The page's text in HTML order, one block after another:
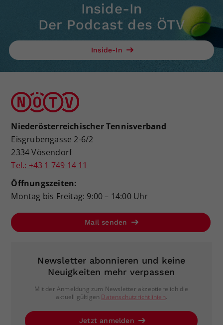
Inside-In
Der Podcast des ÖTV
Inside-In
Niederösterreichischer Tennisverband
Eisgrubengasse 2-6/2
2334 Vösendorf
Tel.: +43 1 749 14 11
Öffnungszeiten:
Montag bis Freitag: 9:00 – 14:00 Uhr
Mail senden
Newsletter abonnieren und keine
Neuigkeiten mehr verpassen
Mit der Anmeldung zum Newsletter akzeptiere ich die
aktuell gültigen Datenschutzrichtlinien.
Jetzt anmelden